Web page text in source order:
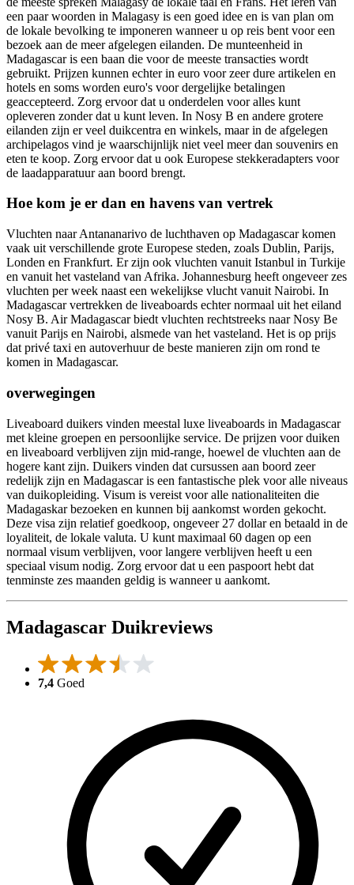
een paar woorden in Malagasy is een goed idee en is van plan om
de lokale bevolking te imponeren wanneer u op reis bent voor een
bezoek aan de meer afgelegen eilanden. De munteenheid in
Madagascar is een baan die voor de meeste transacties wordt
gebruikt. Prijzen kunnen echter in euro voor zeer dure artikelen en
hotels en soms worden euro's voor dergelijke betalingen
geaccepteerd. Zorg ervoor dat u onderdelen voor alles kunt
opleveren zonder dat u kunt leven. In Nosy B en andere grotere
eilanden zijn er veel duikcentra en winkels, maar in de afgelegen
archipelagos vind je waarschijnlijk niet veel meer dan souvenirs en
eten te koop. Zorg ervoor dat u ook Europese stekkeradapters voor
de laadapparatuur aan boord brengt.
Hoe kom je er dan en havens van vertrek
Vluchten naar Antananarivo de luchthaven op Madagascar komen
vaak uit verschillende grote Europese steden, zoals Dublin, Parijs,
Londen en Frankfurt. Er zijn ook vluchten vanuit Istanbul in Turkije
en vanuit het vasteland van Afrika. Johannesburg heeft ongeveer zes
vluchten per week naast een wekelijkse vlucht vanuit Nairobi. In
Madagascar vertrekken de liveaboards echter normaal uit het eiland
Nosy B. Air Madagascar biedt vluchten rechtstreeks naar Nosy Be
vanuit Parijs en Nairobi, alsmede van het vasteland. Het is op prijs
dat privé taxi en autoverhuur de beste manieren zijn om rond te
komen in Madagascar.
overwegingen
Liveaboard duikers vinden meestal luxe liveaboards in Madagascar
met kleine groepen en persoonlijke service. De prijzen voor duiken
en liveaboard verblijven zijn mid-range, hoewel de vluchten aan de
hogere kant zijn. Duikers vinden dat cursussen aan boord zeer
redelijk zijn en Madagascar is een fantastische plek voor alle niveaus
van duikopleiding. Visum is vereist voor alle nationaliteiten die
Madagaskar bezoeken en kunnen bij aankomst worden gekocht.
Deze visa zijn relatief goedkoop, ongeveer 27 dollar en betaald in de
loyaliteit, de lokale valuta. U kunt maximaal 60 dagen op een
normaal visum verblijven, voor langere verblijven heeft u een
speciaal visum nodig. Zorg ervoor dat u een paspoort hebt dat
tenminste zes maanden geldig is wanneer u aankomt.
Madagascar Duikreviews
7,4 Goed